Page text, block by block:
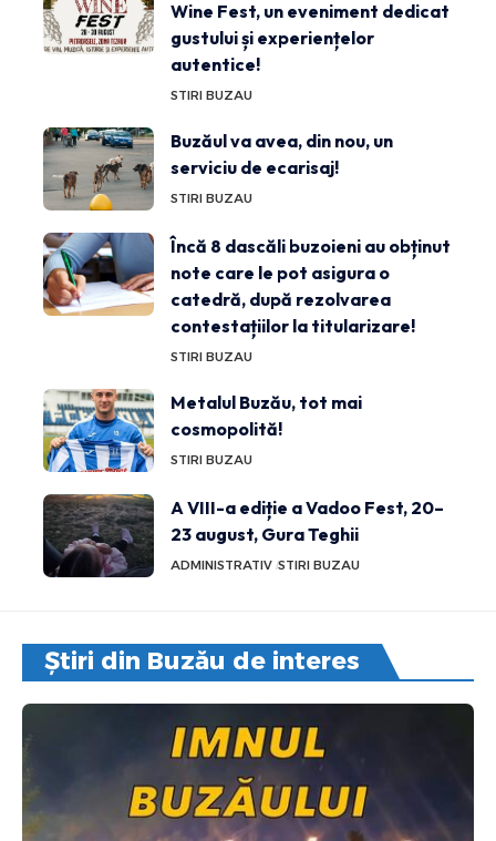
Wine Fest, un eveniment dedicat
gustului și experiențelor
autentice!
STIRI BUZAU
Buzăul va avea, din nou, un
serviciu de ecarisaj!
STIRI BUZAU
Încă 8 dascăli buzoieni au obținut
note care le pot asigura o
catedră, după rezolvarea
contestațiilor la titularizare!
STIRI BUZAU
Metalul Buzău, tot mai
cosmopolită!
STIRI BUZAU
A VIII-a ediție a Vadoo Fest, 20–
23 august, Gura Teghii
ADMINISTRATIV STIRI BUZAU
Știri din Buzău de interes